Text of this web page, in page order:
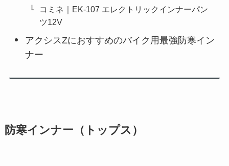
コミネ｜EK-107 エレクトリックインナーパン
ツ12V
アクシスZにおすすめのバイク用最強防寒イン
ナー
防寒インナー（トップス）